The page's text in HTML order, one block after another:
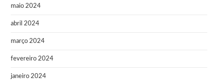
maio 2024
abril 2024
março 2024
fevereiro 2024
janeiro 2024